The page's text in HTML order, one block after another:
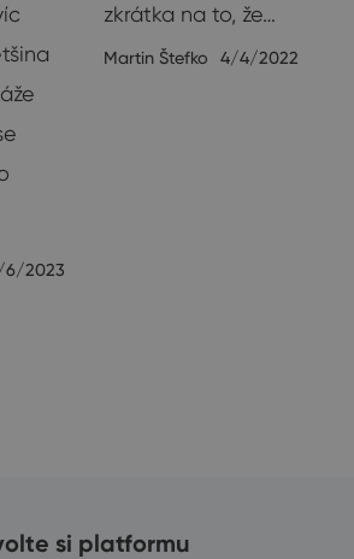
2023
zkrátka na to, že…
Martin Štefko 4/4/2022
si platformu